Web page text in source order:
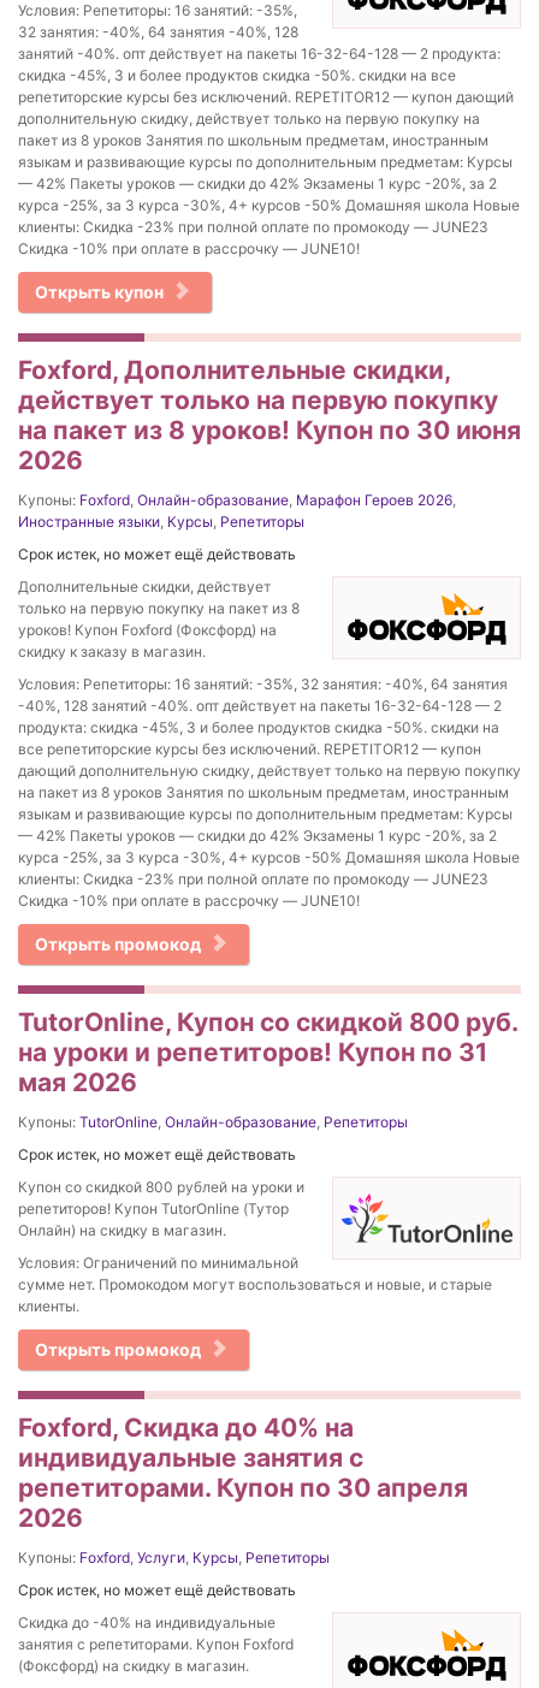
Условия: Репетиторы: 16 занятий: -35%,
32 занятия: -40%, 64 занятия -40%, 128
занятий -40%. опт действует на пакеты 16-32-64-128 — 2 продукта:
скидка -45%, 3 и более продуктов скидка -50%. скидки на все
репетиторские курсы без исключений. REPETITOR12 — купон дающий
дополнительную скидку, действует только на первую покупку на
пакет из 8 уроков Занятия по школьным предметам, иностранным
языкам и развивающие курсы по дополнительным предметам: Курсы
— 42% Пакеты уроков — скидки до 42% Экзамены 1 курс -20%, за 2
курса -25%, за 3 курса -30%, 4+ курсов -50% Домашняя школа Новые
клиенты: Скидка -23% при полной оплате по промокоду — JUNE23
Скидка -10% при оплате в рассрочку — JUNE10!
Открыть купон
Foxford, Дополнительные скидки,
действует только на первую покупку
на пакет из 8 уроков! Купон по 30 июня
2026
Купоны: Foxford, Онлайн-образование, Марафон Героев 2026,
Иностранные языки, Курсы, Репетиторы
Срок истек, но может ещё действовать
Дополнительные скидки, действует
только на первую покупку на пакет из 8
уроков! Купон Foxford (Фоксфорд) на
скидку к заказу в магазин.
Условия: Репетиторы: 16 занятий: -35%, 32 занятия: -40%, 64 занятия
-40%, 128 занятий -40%. опт действует на пакеты 16-32-64-128 — 2
продукта: скидка -45%, 3 и более продуктов скидка -50%. скидки на
все репетиторские курсы без исключений. REPETITOR12 — купон
дающий дополнительную скидку, действует только на первую покупку
на пакет из 8 уроков Занятия по школьным предметам, иностранным
языкам и развивающие курсы по дополнительным предметам: Курсы
— 42% Пакеты уроков — скидки до 42% Экзамены 1 курс -20%, за 2
курса -25%, за 3 курса -30%, 4+ курсов -50% Домашняя школа Новые
клиенты: Скидка -23% при полной оплате по промокоду — JUNE23
Скидка -10% при оплате в рассрочку — JUNE10!
Открыть промокод
TutorOnline, Купон со скидкой 800 руб.
на уроки и репетиторов! Купон по 31
мая 2026
Купоны: TutorOnline, Онлайн-образование, Репетиторы
Срок истек, но может ещё действовать
Купон со скидкой 800 рублей на уроки и
репетиторов! Купон TutorOnline (Тутор
Онлайн) на скидку в магазин.
Условия: Ограничений по минимальной
сумме нет. Промокодом могут воспользоваться и новые, и старые
клиенты.
Открыть промокод
Foxford, Скидка до 40% на
индивидуальные занятия с
репетиторами. Купон по 30 апреля
2026
Купоны: Foxford, Услуги, Курсы, Репетиторы
Срок истек, но может ещё действовать
Скидка до -40% на индивидуальные
занятия с репетиторами. Купон Foxford
(Фоксфорд) на скидку в магазин.